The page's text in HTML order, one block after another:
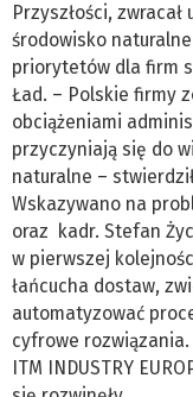
Przyszłości,
środowisko
priorytetów dla firm
Ład. – Polskie firmy
obciążeniami
przyczyniają się do
naturalne –
Wskazywano na
oraz kadr. Stefan
w pierwszej
łańcucha dostaw,
automatyzować
cyfrowe
ITM INDUSTRY